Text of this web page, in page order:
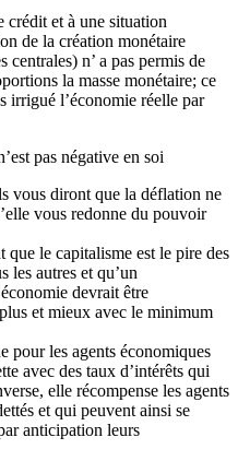
crédit et à une situation
de la création monétaire
centrales) n’ a pas permis de
la masse monétaire; ce
irrigué l’économie réelle par
pas négative en soi
vous diront que la déflation ne
vous redonne du pouvoir
le capitalisme est le pire des
les autres et qu’un
devrait être
et mieux avec le minimum
pour les agents économiques
avec des taux d’intérêts qui
elle récompense les agents
et qui peuvent ainsi se
anticipation leurs